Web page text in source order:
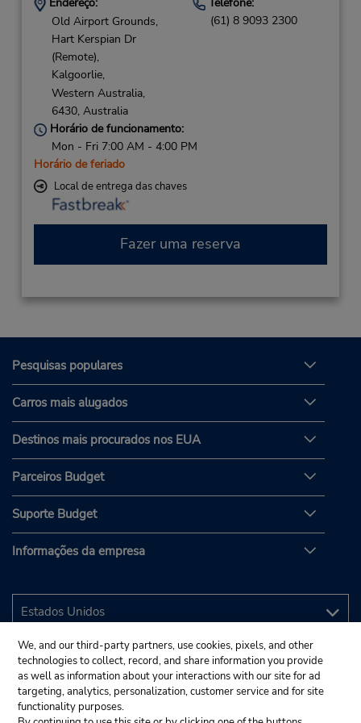
Old Airport Grounds,
Hart Kerspian Dr
(Remote),
Kalgoorlie,
Western Australia,
6430, Australia
(61) 8 9093 2300
Horário de funcionamento:
Mon - Fri 7:00 AM - 4:00 PM
Horário de feriado
Local de entrega das chaves
Fazer uma reserva
Pesquisas populares
Carros mais alugados
Destinos mais procurados nos EUA
Parceiros Budget
Suporte Budget
Informações da empresa
We, and our third-party partners, use cookies, pixels, and other
technologies to collect, record, and share information you provide
as well as information about your interactions with our site for ad
targeting, analytics, personalization, customer service and for site
functionality purposes.